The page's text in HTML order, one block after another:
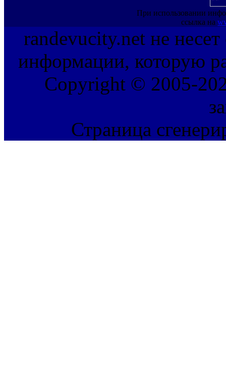
При использовании
ссылка на
randevucity.net не несет
информации, которую
Copyright © 2005-
Страница